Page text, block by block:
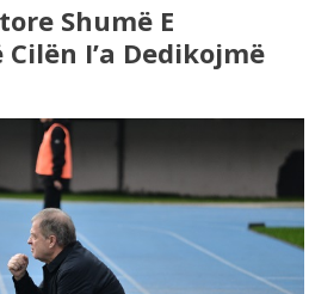
Shumë E
I’a Dedikojmë